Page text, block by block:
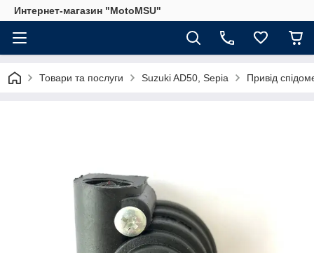
Интернет-магазин "MotoMSU"
Товари та послуги Suzuki AD50, Sepia Привід